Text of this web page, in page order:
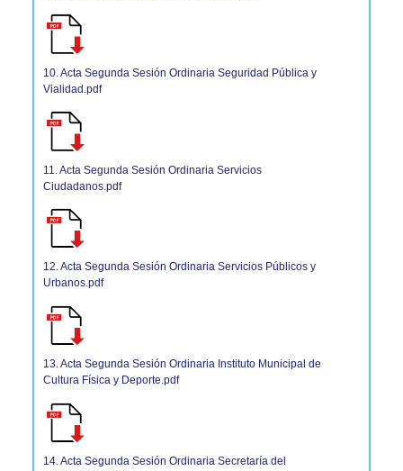
10. Acta Segunda Sesión Ordinaria Seguridad Pública y
Vialidad.pdf
11. Acta Segunda Sesión Ordinaria Servicios
Ciudadanos.pdf
12. Acta Segunda Sesión Ordinaria Servicios Públicos y
Urbanos.pdf
13. Acta Segunda Sesión Ordinaria Instituto Municipal de
Cultura Física y Deporte.pdf
14. Acta Segunda Sesión Ordinaria Secretaría del